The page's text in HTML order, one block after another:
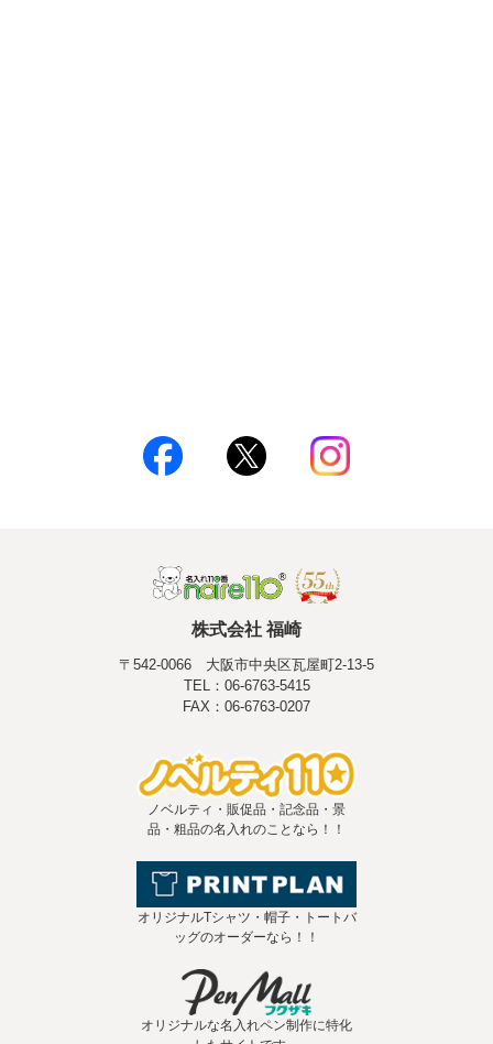
株式会社 福崎
〒542-0066 大阪市中央区瓦屋町2-13-5
TEL：06-6763-5415
FAX：06-6763-0207
ノベルティ・販促品・記念品・景
品・粗品の名入れのことなら！！
オリジナルTシャツ・帽子・トートバ
ッグのオーダーなら！！
オリジナルな名入れペン制作に特化